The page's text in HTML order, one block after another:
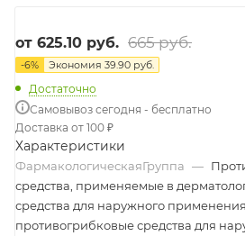
от 625.10 руб. 665 руб.
-6% Экономия 39.90 руб.
Достаточно
Самовывоз сегодня - бесплатно
Доставка от 100 ₽
Характеристики
ФармакологическаяГруппа —
средства, применяемые в
средства для наружного
противогрибковые средства для